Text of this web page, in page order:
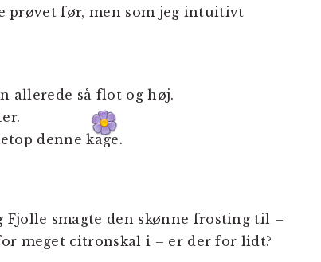
prøvet før, men som jeg intuitivt
allerede så flot og høj.
denne kage.
Fjolle smagte den skønne frosting til –
meget citronskal i – er der for lidt?